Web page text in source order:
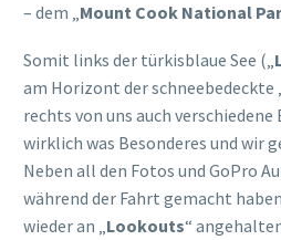
– dem „Mount Cook National
Somit links der türkisblaue See („
am Horizont der schneebedeckte „
rechts von uns auch verschiedene
wirklich was Besonderes und wir
Neben all den Fotos und GoPro
während der Fahrt gemacht
wieder an „ Lookouts“